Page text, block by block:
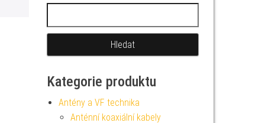
Kategorie produktu
Antény a VF technika
Anténní koaxiální kabely